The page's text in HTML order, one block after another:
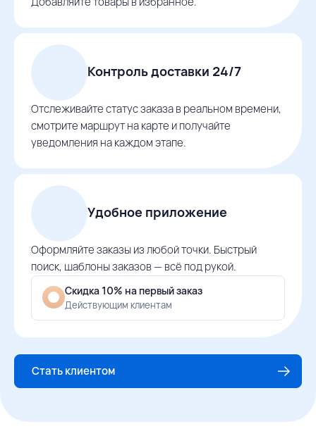
Контроль доставки 24/7
Отслеживайте статус заказа в реальном времени,
смотрите маршрут на карте и получайте
уведомления на каждом этапе.
Удобное приложение
Оформляйте заказы из любой точки. Быстрый
поиск, шаблоны заказов — всё под рукой.
Скидка 10% на первый заказ
Действующим клиентам
Стать клиентом